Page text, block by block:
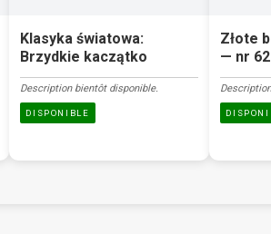
Klasyka światowa:
Brzydkie kaczątko
Description bientôt disponible.
DISPONIBLE
Złote
— nr 62